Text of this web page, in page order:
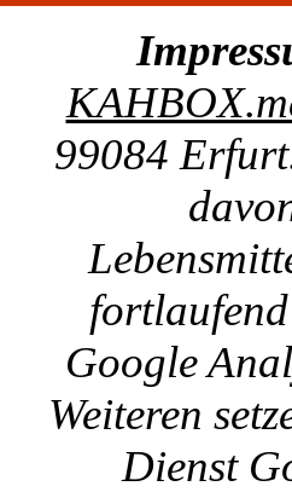
99084
Google
Weiteren
Dienst